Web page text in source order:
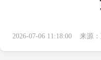
2026-07-06 11:18:00 来